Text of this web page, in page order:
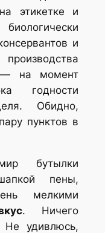
этикетке и
и
— на момент
годности
Обидно,
пунктов в
бутылки
пены,
мелкими
. Ничего
Не удивлюсь,